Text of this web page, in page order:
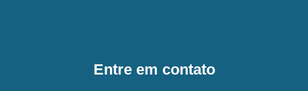
Entre em contato